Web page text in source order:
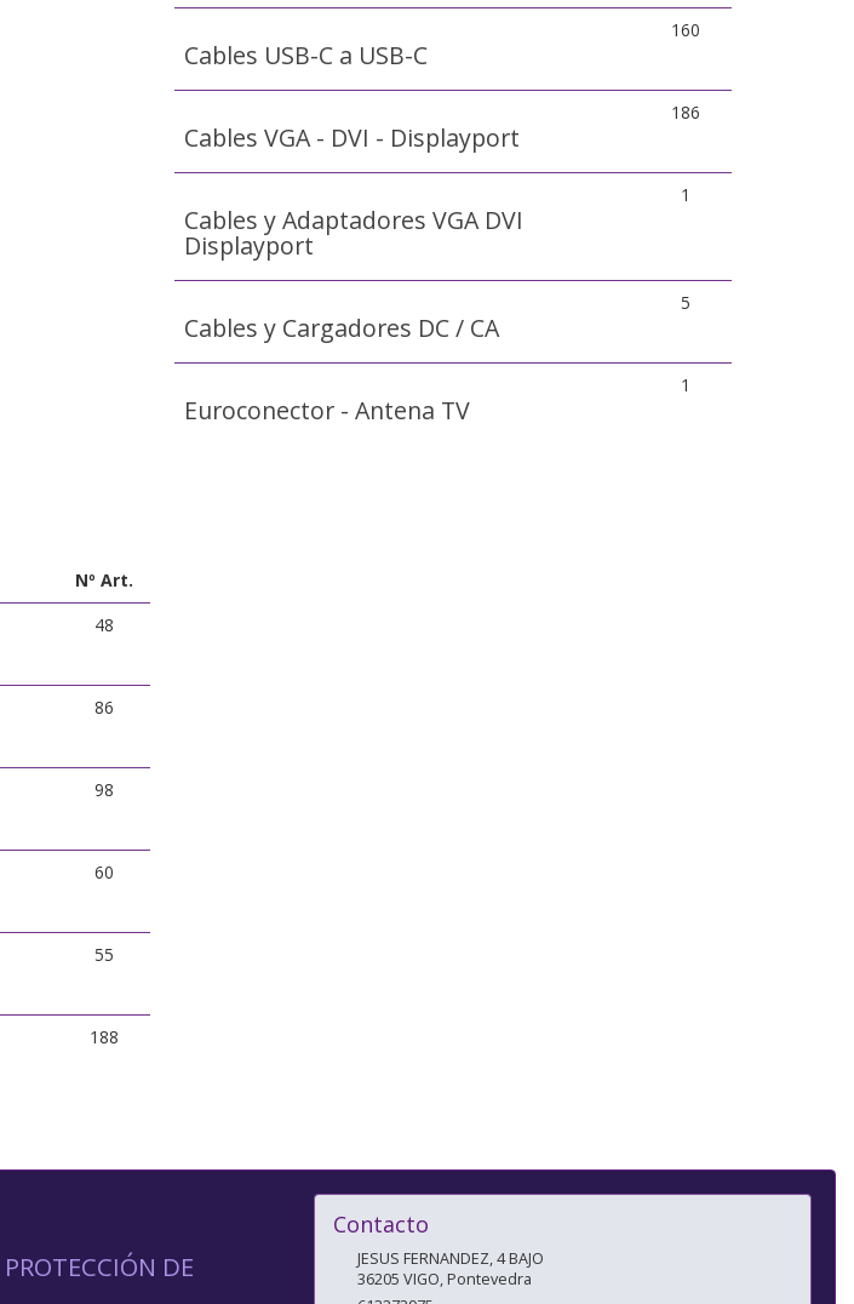
Cables USB-C a USB-C
160
Cables VGA - DVI - Displayport
186
Cables y Adaptadores VGA DVI
Displayport
1
Cables y Cargadores DC / CA
5
Euroconector - Antena TV
1
Nº Art.
48
86
98
60
55
188
DE
Contacto
JESUS FERNANDEZ, 4 BAJO
36205 VIGO,Pontevedra